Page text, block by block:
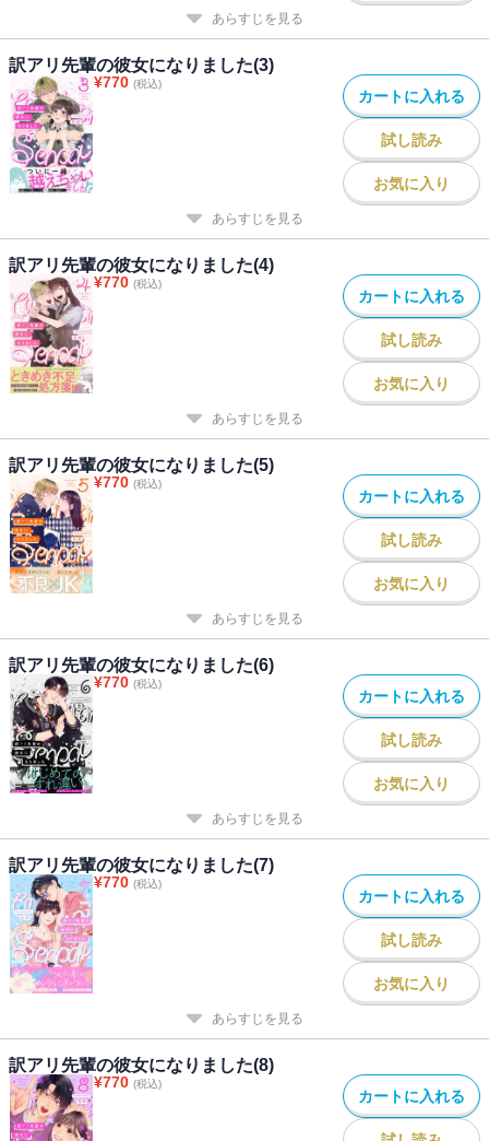
あらすじを見る
訳アリ先輩の彼女になりました(3)
¥770 (税込)
カートに入れる
試し読み
お気に入り
あらすじを見る
訳アリ先輩の彼女になりました(4)
¥770 (税込)
カートに入れる
試し読み
お気に入り
あらすじを見る
訳アリ先輩の彼女になりました(5)
¥770 (税込)
カートに入れる
試し読み
お気に入り
あらすじを見る
訳アリ先輩の彼女になりました(6)
¥770 (税込)
カートに入れる
試し読み
お気に入り
あらすじを見る
訳アリ先輩の彼女になりました(7)
¥770 (税込)
カートに入れる
試し読み
お気に入り
あらすじを見る
訳アリ先輩の彼女になりました(8)
¥770 (税込)
カートに入れる